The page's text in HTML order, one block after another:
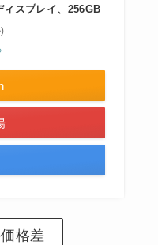
スプレイ、256GB
格差